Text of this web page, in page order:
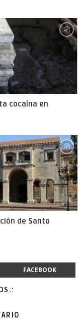
cocaína en
de Santo
FACEBOOK